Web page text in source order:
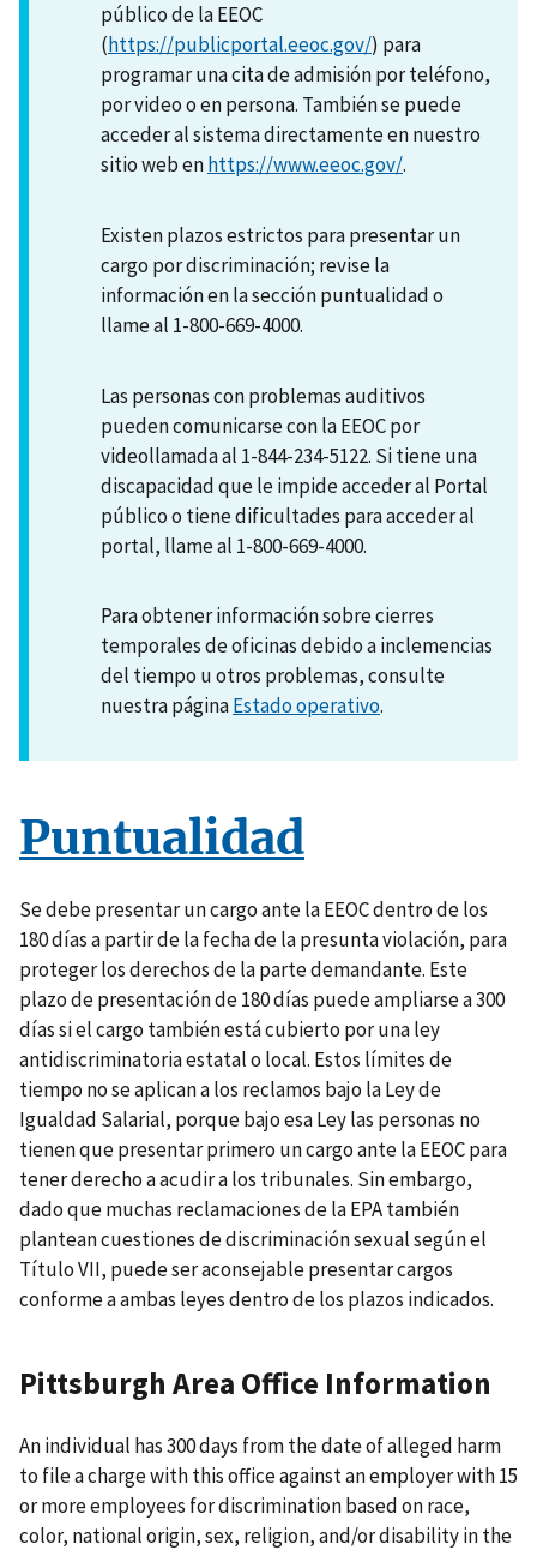
público de la EEOC
(https://publicportal.eeoc.gov/) para
programar una cita de admisión por teléfono,
por video o en persona. También se puede
acceder al sistema directamente en nuestro
sitio web enhttps://www.eeoc.gov/.
Existen plazos estrictos para presentar un
cargo por discriminación; revise la
información en la sección puntualidad o
llame al 1-800-669-4000.
Las personas con problemas auditivos
pueden comunicarse con la EEOC por
videollamada al 1-844-234-5122. Si tiene una
discapacidad que le impide acceder al Portal
público o tiene dificultades para acceder al
portal, llame al 1-800-669-4000.
Para obtener información sobre cierres
temporales de oficinas debido a inclemencias
del tiempo u otros problemas, consulte
nuestra páginaEstado operativo.
Puntualidad
Se debe presentar un cargo ante la EEOC dentro de los
180 días a partir de la fecha de la presunta violación, para
proteger los derechos de la parte demandante. Este
plazo de presentación de 180 días puede ampliarse a 300
días si el cargo también está cubierto por una ley
antidiscriminatoria estatal o local. Estos límites de
tiempo no se aplican a los reclamos bajo la Ley de
Igualdad Salarial, porque bajo esa Ley las personas no
tienen que presentar primero un cargo ante la EEOC para
tener derecho a acudir a los tribunales. Sin embargo,
dado que muchas reclamaciones de la EPA también
plantean cuestiones de discriminación sexual según el
Título VII, puede ser aconsejable presentar cargos
conforme a ambas leyes dentro de los plazos indicados.
Pittsburgh Area Office Information
An individual has 300 days from the date of alleged harm
to file a charge with this office against an employer with 15
or more employees for discrimination based on race,
color, national origin, sex, religion, and/or disability in the